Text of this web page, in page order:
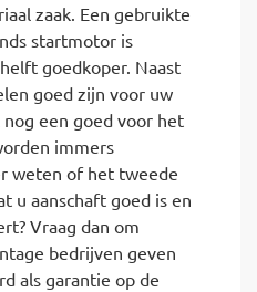
zaak. Een gebruikte
startmotor is
goedkoper. Naast
goed zijn voor uw
een goed voor het
immers
weten of het tweede
u aanschaft goed is en
Vraag dan om
bedrijven geven
als garantie op de